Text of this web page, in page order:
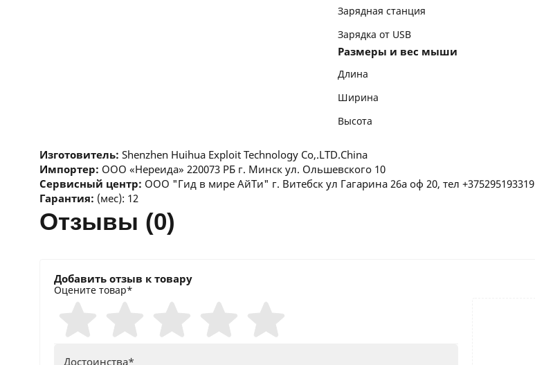
Зарядная станция
Зарядка от USB
Размеры и вес мыши
Длина
Ширина
Высота
Изготовитель: Shenzhen Huihua Exploit Technology Co,.LTD.China
Импортер: ООО «Нереида» 220073 РБ г. Минск ул. Ольшевского 10
Сервисный центр: ООО "Гид в мире АйТи" г. Витебск ул Гагарина 26а оф 20, тел +375295193319
Гарантия: (мес): 12
отзывы (0)
Добавить отзыв к товару
Оцените товар*